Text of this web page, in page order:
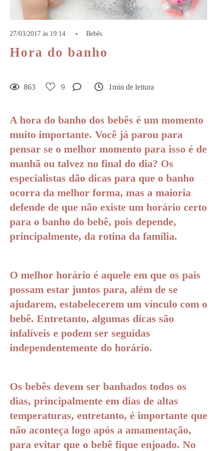
27/03/2017 às 19:14 Bebês
Hora do banho
863 9 1min de leitura
A hora do banho dos bebês é um momento
muito importante. Você já parou para
pensar se o melhor momento para isso é de
manhã ou talvez no final do dia? Os
especialistas dão dicas para que o banho
ocorra da melhor forma, mas a maioria
defende de que não existe um horário certo
para o banho do bebê, pois depende,
principalmente, da rotina da família.
O melhor horário é aquele em que os pais
possam estar juntos para, além de se
ajudarem, estabelecerem um vínculo com o
bebê. Entretanto, algumas dicas são
infalíveis e podem ser seguidas
independentemente do horário.
Os bebês devem ser banhados todos os
dias, principalmente em dias de altas
temperaturas, entretanto, é importante que
não aconteça logo após a amamentação,
para evitar que o bebê fique enjoado. No